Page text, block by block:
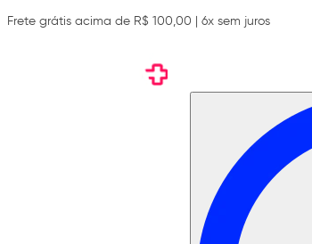
Frete grátis acima de R$ 100,00 | 6x sem juros